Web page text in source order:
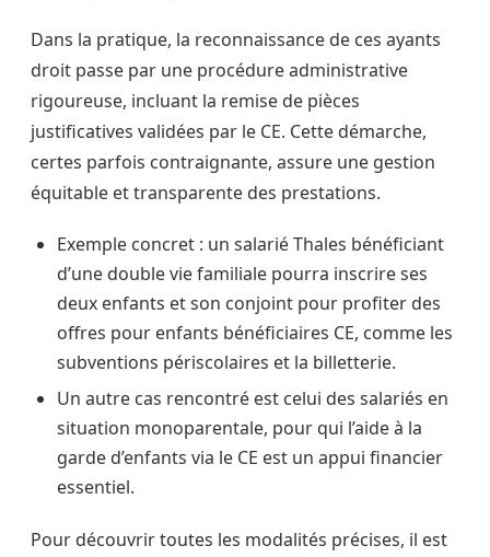
Dans la pratique, la reconnaissance de ces ayants
droit passe par une procédure administrative
rigoureuse, incluant la remise de pièces
justificatives validées par le CE. Cette démarche,
certes parfois contraignante, assure une gestion
équitable et transparente des prestations.
Exemple concret : un salarié Thales bénéficiant
d’une double vie familiale pourra inscrire ses
deux enfants et son conjoint pour profiter des
offres pour enfants bénéficiaires CE, comme les
subventions périscolaires et la billetterie.
Un autre cas rencontré est celui des salariés en
situation monoparentale, pour qui l’aide à la
garde d’enfants via le CE est un appui financier
essentiel.
Pour découvrir toutes les modalités précises, il est